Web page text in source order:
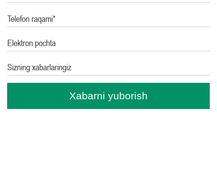
Telefon raqami*
Elektron pochta
Sizning xabarlaringiz
Xabarni yuborish